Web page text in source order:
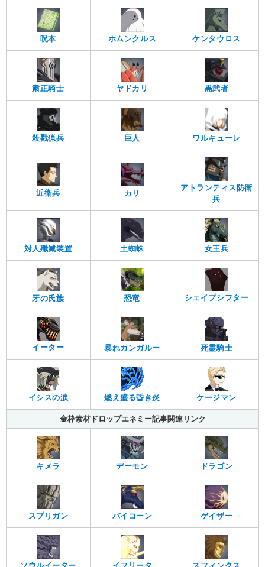
呪本 ホムンクルス ケンタウロス
粛正騎士 ヤドカリ 黒武者
殺戮猟兵 巨人 ワルキューレ
近衛兵 カリ
アトランティス防衛
兵
対人殲滅装置 土蜘蛛 女王兵
牙の氏族 恐竜 シェイプシフター
イーター 暴れカンガルー 死霊騎士
イシスの涙 燃え盛る昏き炎 ケージマン
金枠素材ドロップエネミー記事関連リンク
キメラ デーモン ドラゴン
スプリガン バイコーン ゲイザー